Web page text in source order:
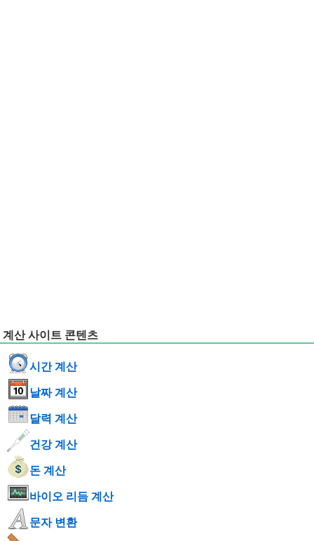
계산 사이트 콘텐츠
시간 계산
날짜 계산
달력 계산
건강 계산
돈 계산
바이오 리듬 계산
문자 변환